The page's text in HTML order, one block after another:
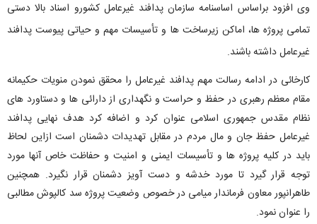
وی افزود براساس اساسنامه سازمان پدافند غیرعامل کشورو اسناد بالا دستی
تمامی پروژه ها، اماکن زیرساخت ها و تأسیسات مهم و حیاتی پیوست پدافند
غیرعامل داشته باشند.
کارخائی در ادامه رسالت مهم پدافند غیرعامل را محقق نمودن منویات حکیمانه
مقام معظم رهبری در حفظ و حراست و نگهداری از دارائی ها و دستاورد های
نظام مقدس جمهوری اسلامی عنوان کرد و اضافه کرد هدف نهایی پدافند
غیرعامل حفظ جان و مال مردم در مقابل تهدیدات دشمنان است ازاین لحاظ
باید در کلیه پروژه ها و تأسیسات ایمنی و امنیت و حفاظت خاص آنها مورد
توجه قرار گیرد تا مورد خدشه و دست آویز دشمنان قرار نگیرد. همچنین
طاهرانپور معاون فرماندار میامی در خصوص وضعیت پروژه سد کالپوش مطالبی
را عنوان نمود.